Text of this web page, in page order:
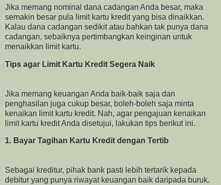
Jika memang nominal dana cadangan Anda besar, maka
semakin besar pula limit kartu kredit yang bisa dinaikkan.
Kalau dana cadangan sedikit atau bahkan tak punya dana
cadangan, sebaiknya pertimbangkan keinginan untuk
menaikkan limit kartu.
Tips agar Limit Kartu Kredit Segera Naik
Jika memang keuangan Anda baik-baik saja dan
penghasilan juga cukup besar, boleh-boleh saja minta
kenaikan limit kartu kredit. Nah, agar pengajuan kenaikan
limit kartu kredit Anda disetujui, lakukan tips berikut ini.
1. Bayar Tagihan Kartu Kredit dengan Tertib
Sebagai kreditur, pihak bank pasti lebih tertarik kepada
debitur yang punya riwayat keuangan baik daripada buruk.